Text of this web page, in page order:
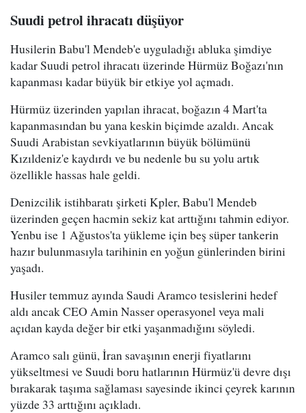
Suudi petrol ihracatı düşüyor
Husilerin Babu'l Mendeb'e uyguladığı abluka şimdiye
kadar Suudi petrol ihracatı üzerinde Hürmüz Boğazı'nın
kapanması kadar büyük bir etkiye yol açmadı.
Hürmüz üzerinden yapılan ihracat, boğazın 4 Mart'ta
kapanmasından bu yana keskin biçimde azaldı. Ancak
Suudi Arabistan sevkiyatlarının büyük bölümünü
Kızıldeniz'e kaydırdı ve bu nedenle bu su yolu artık
özellikle hassas hale geldi.
Denizcilik istihbaratı şirketi Kpler, Babu'l Mendeb
üzerinden geçen hacmin sekiz kat arttığını tahmin ediyor.
Yenbu ise 1 Ağustos'ta yükleme için beş süper tankerin
hazır bulunmasıyla tarihinin en yoğun günlerinden birini
yaşadı.
Husiler temmuz ayında Saudi Aramco tesislerini hedef
aldı ancak CEO Amin Nasser operasyonel veya mali
açıdan kayda değer bir etki yaşanmadığını söyledi.
Aramco salı günü, İran savaşının enerji fiyatlarını
yükseltmesi ve Suudi boru hatlarının Hürmüz'ü devre dışı
bırakarak taşıma sağlaması sayesinde ikinci çeyrek karının
yüzde 33 arttığını açıkladı.